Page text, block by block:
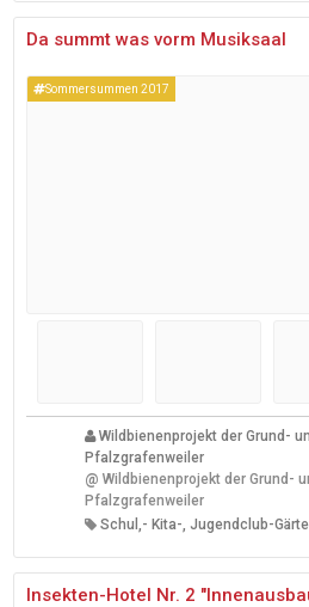
Da summt was vorm Musiksaal
Sommersummen 2017
Wildbienenprojekt der Grund-
Pfalzgrafenweiler
@ Wildbienenprojekt der Grund-
Pfalzgrafenweiler
Schul,- Kita-, Jugendclub-
Insekten-Hotel Nr. 2